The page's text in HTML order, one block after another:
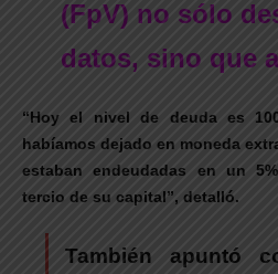
(FpV) no sólo
datos, sino que
“Hoy el nivel de deuda es
habíamos dejado en moneda
estaban endeudadas en un
tercio de su capital”, detalló.
También apuntó